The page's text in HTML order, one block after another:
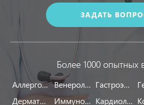
ЗАДАТЬ
Более 1000 опытных
Аллергологи Венерологи Гастроэнтерологи
Дерматологи
Иммунологи Кардиологи